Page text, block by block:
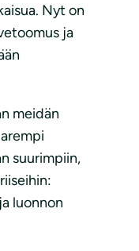
Nyt on
ja
meidän
suurimpiin,
luonnon